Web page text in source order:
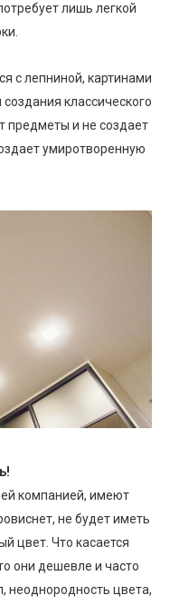
лишь легкой
с лепниной, картинами
классического
предметы и не создает
умиротворенную
компанией, имеют
не будет иметь
цвет. Что касается
они дешевле и часто
неоднородность цвета,